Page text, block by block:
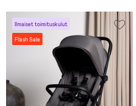
Ilmaiset toimituskulut
Flash Sale